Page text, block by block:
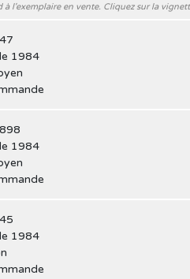
l'exemplaire en vente. Cliquez sur la
1984
1984
1984